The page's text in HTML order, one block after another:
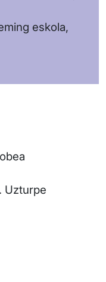
eskola,
Uzturpe